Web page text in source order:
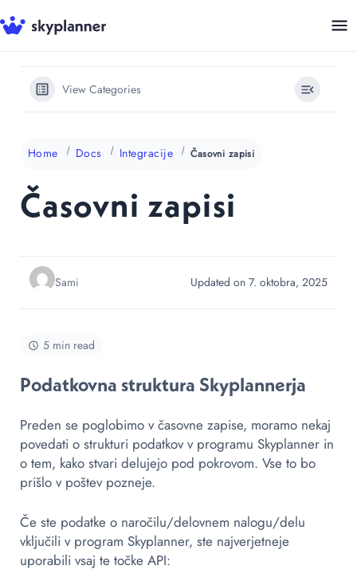
Skip
to
View Categories
Home Docs Integracije Časovni zapisi
Časovni zapisi
Sami Updated on 7. oktobra, 2025
5 min read
Podatkovna struktura Skyplannerja
Preden se poglobimo v časovne zapise, moramo nekaj
povedati o strukturi podatkov v programu Skyplanner in
o tem, kako stvari delujejo pod pokrovom. Vse to bo
prišlo v poštev pozneje.
Če ste podatke o naročilu/delovnem nalogu/delu
vključili v program Skyplanner, ste najverjetneje
uporabili vsaj te točke API: